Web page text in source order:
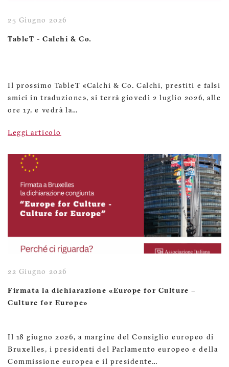
25 Giugno 2026
TableT - Calchi & Co.
Il prossimo TableT «Calchi & Co. Calchi, prestiti e falsi
amici in traduzione», si terrà giovedì 2 luglio 2026, alle
ore 17, e vedrà la…
Leggi articolo
22 Giugno 2026
Firmata la dichiarazione «Europe for Culture –
Culture for Europe»
Il 18 giugno 2026, a margine del Consiglio europeo di
Bruxelles, i presidenti del Parlamento europeo e della
Commissione europea e il presidente…